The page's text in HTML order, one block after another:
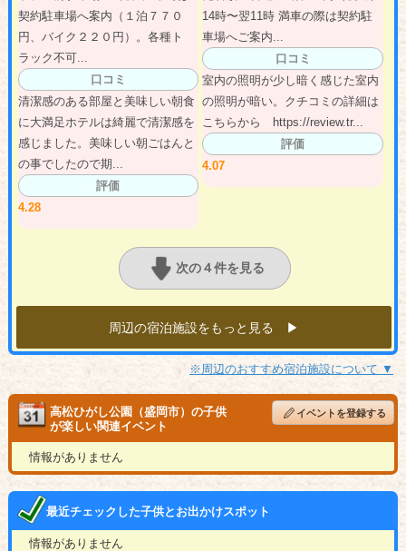
契約駐車場へ案内（１泊７７０
円、バイク２２０円）。各種ト
ラック不可...
口コミ
清潔感のある部屋と美味しい朝食
に大満足ホテルは綺麗で清潔感を
感じました。美味しい朝ごはんと
の事でしたので期...
評価
4.28
14時〜翌11時 満車の際は契約駐
車場へご案内...
口コミ
室内の照明が少し暗く感じた室内
の照明が暗い。クチコミの詳細は
こちらから https://review.tr...
評価
4.07
次の４件を見る
周辺の宿泊施設をもっと見る ▶︎
※周辺のおすすめ宿泊施設について ▼
高松ひがし公園（盛岡市）の子供
が楽しい関連イベント
イベントを登録する
情報がありません
最近チェックした子供とお出かけスポット
情報がありません